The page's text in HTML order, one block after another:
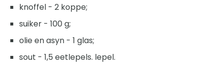
knoffel - 2 koppe;
suiker - 100 g;
olie en asyn - 1 glas;
sout - 1,5 eetlepels. lepel.